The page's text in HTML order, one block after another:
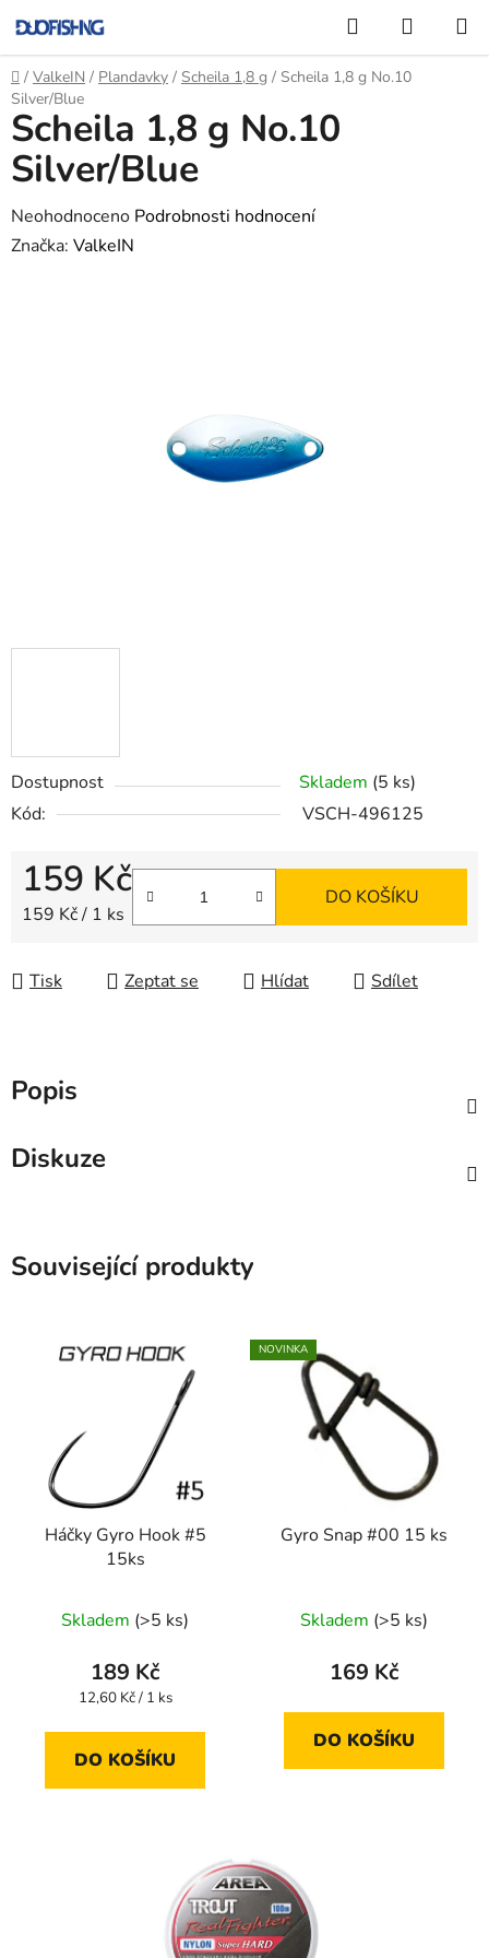
na
obsah
Hledat
KOŠÍK
Domů
/ ValkeIN / Plandavky / Scheila 1,8 g / Scheila 1,8 g No.10
Silver/Blue
Dostupnost Skladem (5 ks)
Kód:
VSCH-496125
159 Kč
Měrná cena:
159 Kč / 1 ks
DO KOŠÍKU
Tisk Zeptat se Hlídat Sdílet
Scheila 1,8 g No.10
Silver/Blue
Průměrné
hodnocení
Neohodnoceno Podrobnosti hodnocení
Značka: ValkeIN
Popis
Diskuze
Související produkty
Háčky Gyro Hook #5
15ks
Skladem (>5 ks)
189 Kč
Měrná
12,60 Kč / 1 ks
DO KOŠÍKU
NOVINKA
Gyro Snap #00 15 ks
Skladem (>5 ks)
169 Kč
DO KOŠÍKU